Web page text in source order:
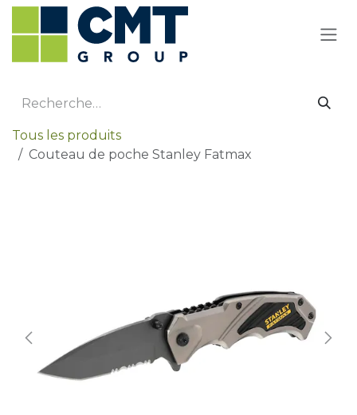
Se rendre au contenu
Tous les produits
Couteau de poche Stanley Fatmax